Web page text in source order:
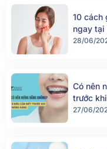
10 cách
ngay tại
28/06/
Có nên
trước
27/06/